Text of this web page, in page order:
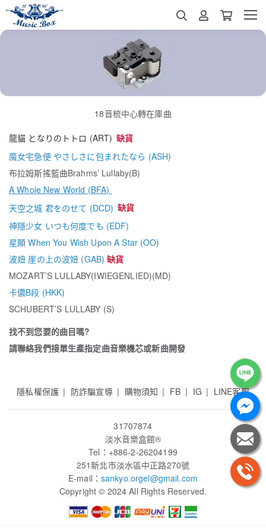
18音梳中心轉在庫曲
龍貓 となりのトトロ (ART) 缺貨
魔女宅急便 やさしさに包まれたなら (ASH)
布拉姆斯搖籃曲Brahms’ Lullaby(B)
A Whole New World (BFA)
天空之城 君をのせて (DCD) 缺貨
神隱少女 いつも何度でも (EDF)
星願 When You Wish Upon A Star (OO)
波妞 崖の上の波妞 (GAB) 缺貨
MOZART’S LULLABY(IWIEGENLIED)(MD)
卡儂B段 (HKK)
SCHUBERT’S LULLABY (S)
找不到您要的曲目嗎?
請聯絡我們接單生產指定曲音樂機芯或新曲開發
隱私權保護 防詐騙宣導 購物須知 FB IG LINE客服
31707874
淡水音樂盒館®
Tel：+886-2-26204199
251新北市淡水區中正路270號
E-mail： sankyo.orgel@gmail.com
Copyright © 2024 All Rights Reserved.